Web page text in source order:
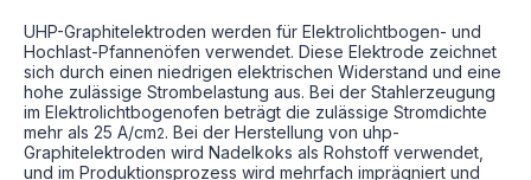
UHP-Graphitelektroden werden für Elektrolichtbogen- und
Hochlast-Pfannenöfen verwendet. Diese Elektrode zeichnet
sich durch einen niedrigen elektrischen Widerstand und eine
hohe zulässige Strombelastung aus. Bei der Stahlerzeugung
im Elektrolichtbogenofen beträgt die zulässige Stromdichte
mehr als 25 A/cm2. Bei der Herstellung von uhp-
Graphitelektroden wird Nadelkoks als Rohstoff verwendet,
und im Produktionsprozess wird mehrfach imprägniert und